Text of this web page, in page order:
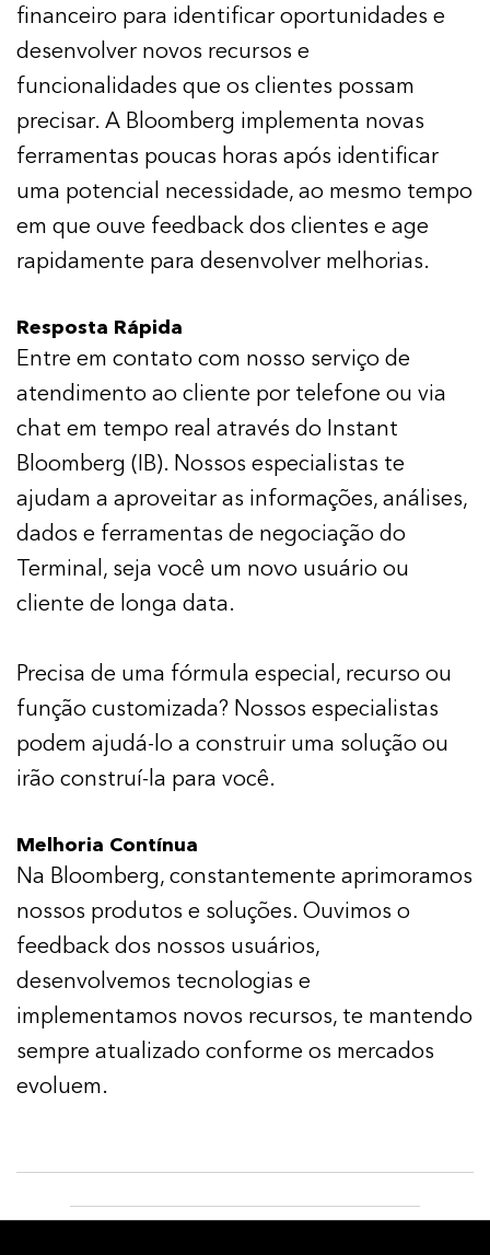
financeiro para identificar oportunidades e
desenvolver novos recursos e
funcionalidades que os clientes possam
precisar. A Bloomberg implementa novas
ferramentas poucas horas após identificar
uma potencial necessidade, ao mesmo tempo
em que ouve feedback dos clientes e age
rapidamente para desenvolver melhorias.
Resposta Rápida
Entre em contato com nosso serviço de
atendimento ao cliente por telefone ou via
chat em tempo real através do Instant
Bloomberg (IB). Nossos especialistas te
ajudam a aproveitar as informações, análises,
dados e ferramentas de negociação do
Terminal, seja você um novo usuário ou
cliente de longa data.
Precisa de uma fórmula especial, recurso ou
função customizada? Nossos especialistas
podem ajudá-lo a construir uma solução ou
irão construí-la para você.
Melhoria Contínua
Na Bloomberg, constantemente aprimoramos
nossos produtos e soluções. Ouvimos o
feedback dos nossos usuários,
desenvolvemos tecnologias e
implementamos novos recursos, te mantendo
sempre atualizado conforme os mercados
evoluem.